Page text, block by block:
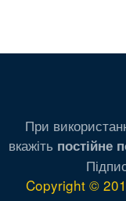
При
вкажіть постійне
Copyright ©